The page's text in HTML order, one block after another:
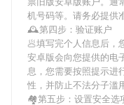
机号码等。请务必提供
🕰第四步：验证账户
🥟填写完个人信息后，
安卓版会向您提供的电
息，您需要按照提示进
性，并防止不法分子滥
🏘第五步：设置安全选